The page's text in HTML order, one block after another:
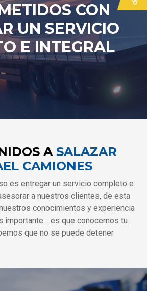
CON
UN SERVICIO
E INTEGRAL
A SALAZAR
CAMIONES
es entregar un servicio completo e
a nuestros clientes, de esta
conocimientos y experiencia
importante… es que conocemos tu
que no se puede detener